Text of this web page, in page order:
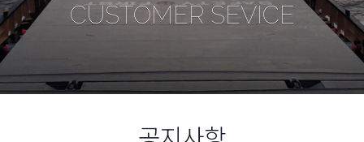
사업소개
채용정보
Contact us
CUSTOMER SEVICE